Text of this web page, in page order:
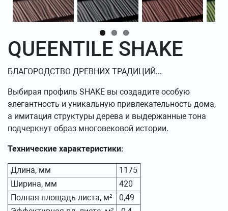
QUEENTILE SHAKE
БЛАГОРОДСТВО ДРЕВНИХ ТРАДИЦИЙ...
Выбирая профиль SHAKE вы создадите особую
элегантность и уникальную привлекательность дома,
а имитация структуры дерева и выдержанные тона
подчеркнут образ многовековой истории.
Технические характеристики:
Длина, мм
1175
Ширина, мм
420
Полная площадь листа, м²
0,49